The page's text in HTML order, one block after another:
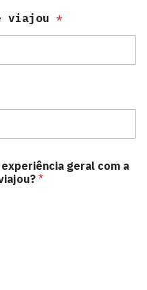
viajou *
geral com a
*